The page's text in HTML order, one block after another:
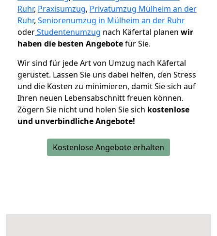
Ruhr, Praxisumzug, Privatumzug Mülheim an der
Ruhr, Seniorenumzug in Mülheim an der Ruhr
oderStudentenumzug nach Käfertal planen wir
haben die besten Angebotefür Sie.
Wir sind für jede Art von Umzug nach Käfertal
gerüstet. Lassen Sie uns dabei helfen, den Stress
und die Kosten zu minimieren, damit Sie sich auf
Ihren neuen Lebensabschnitt freuen können.
Zögern Sie nicht und holen Sie sich kostenlose
und unverbindliche Angebote!
Kostenlose Angebote erhalten